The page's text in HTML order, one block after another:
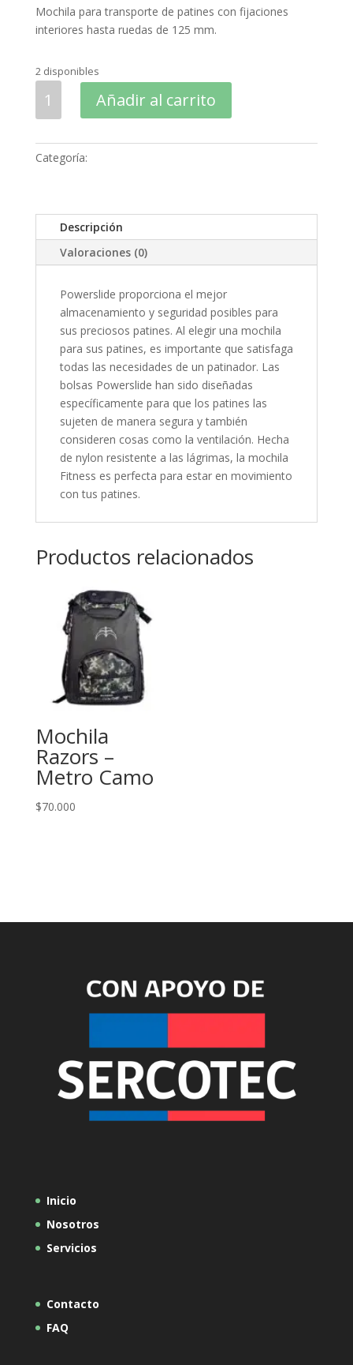
Mochila para transporte de patines con fijaciones
interiores hasta ruedas de 125 mm.
2 disponibles
Powerslide
Fitness,
negra
cantidad
Añadir al carrito
Categoría:
Descripción
Valoraciones (0)
Powerslide proporciona el mejor
almacenamiento y seguridad posibles para
sus preciosos patines. Al elegir una mochila
para sus patines, es importante que satisfaga
todas las necesidades de un patinador. Las
bolsas Powerslide han sido diseñadas
específicamente para que los patines las
sujeten de manera segura y también
consideren cosas como la ventilación. Hecha
de nylon resistente a las lágrimas, la mochila
Fitness es perfecta para estar en movimiento
con tus patines.
Productos relacionados
Mochila
Razors –
Metro Camo
$70.000
Inicio
Nosotros
Servicios
Contacto
FAQ